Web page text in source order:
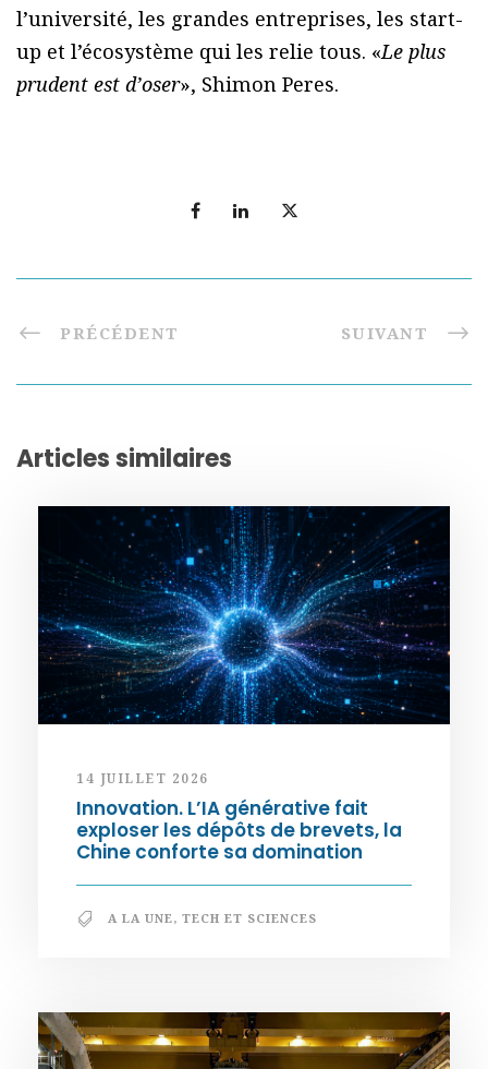
l’université, les grandes entreprises, les start-
up et l’écosystème qui les relie tous. «Le plus
prudent est d’oser», Shimon Peres.
PRÉCÉDENT SUIVANT
Articles similaires
14 JUILLET 2026
Innovation. L’IA générative fait
exploser les dépôts de brevets, la
Chine conforte sa domination
A LA UNE, TECH ET SCIENCES